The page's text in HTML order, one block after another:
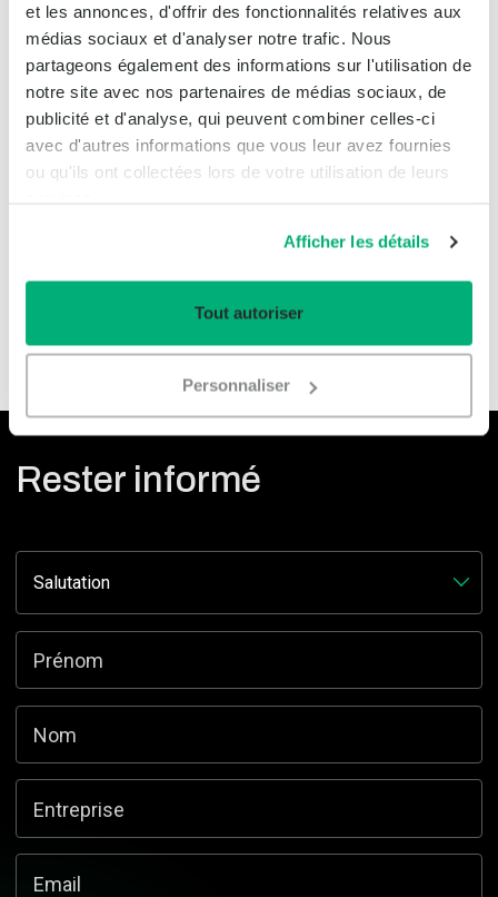
et les annonces, d'offrir des fonctionnalités relatives aux
médias sociaux et d'analyser notre trafic. Nous
partageons également des informations sur l'utilisation de
notre site avec nos partenaires de médias sociaux, de
publicité et d'analyse, qui peuvent combiner celles-ci
avec d'autres informations que vous leur avez fournies
ou qu'ils ont collectées lors de votre utilisation de leurs
Afficher les détails
Tout autoriser
Personnaliser
l'environnement en ligne fournissent beaucoup
d'informations précieuses, ce qui nous permet d'être
encore plus attentifs à la protection des cultures. Cette
application permet à Beekenkamp Plants Vegetables de
mieux comprendre ce qui se passe et quelles sont les
menaces actuelles. Grâce à ces informations, les
Rester informé
Name
Prénom
Nom
Entreprise
Email